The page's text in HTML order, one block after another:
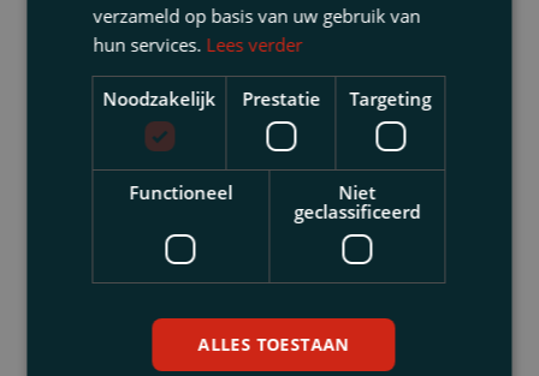
onderneming automatisch in dienst treedt
bij de doorstartende vennootschap. Welke
gevolgen de uitspraak zal hebben voor het
thans aanhangige wetsvoorstel is nog niet
bekend, maar dat er aanpassingen nodig
zijn, lijkt evident.
Indien u meer informatie wenst over de
juridische positie bij een doorstart uit
een pre-pack) dan kunt u terecht bij mr. drs.
Rob Lemmens advocaat sectie insolventie-
verzameld op basis van uw gebruik van
hun services. Lees verder
Noodzakelijk Prestatie Targeting
Functioneel
Niet
geclassificeerd
ALLES TOESTAAN